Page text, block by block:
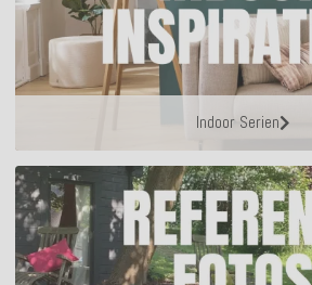
Indoor Serien